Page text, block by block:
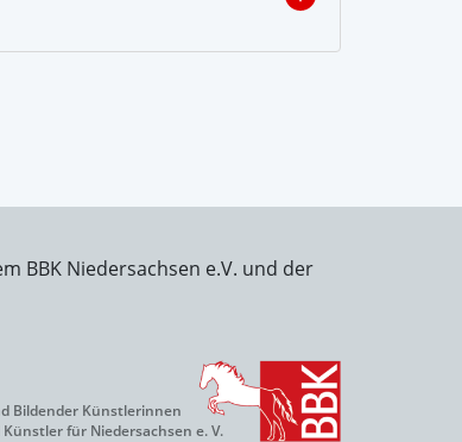
BBK Niedersachsen e.V. und der
Bildender Künstlerinnen
für Niedersachsen e. V.